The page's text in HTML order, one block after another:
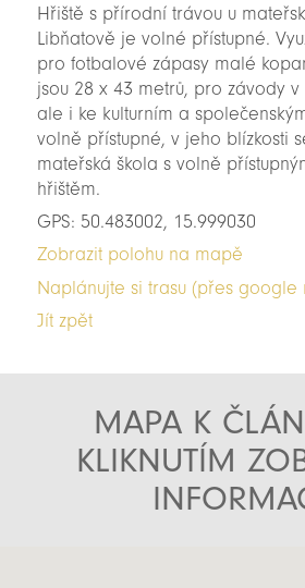
Hřiště s přírodní trávou u
Libňatově je volné přístupné.
pro fotbalové zápasy malé
jsou 28 x 43 metrů, pro závody v
ale i ke kulturním a
volně přístupné, v jeho blízkosti
mateřská škola s volně
hřištěm.
GPS: 50.483002, 15.999030
Zobrazit polohu na mapě
Naplánujte si trasu (přes google
Jít zpět
MAPA K
KLIKNUTÍM